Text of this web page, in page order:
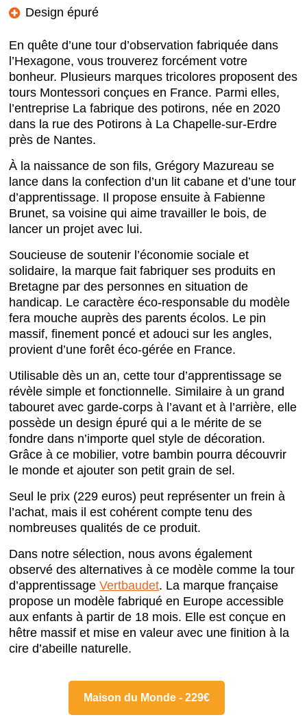
Design épuré
En quête d’une tour d’observation fabriquée dans
l’Hexagone, vous trouverez forcément votre
bonheur. Plusieurs marques tricolores proposent des
tours Montessori conçues en France. Parmi elles,
l’entreprise La fabrique des potirons, née en 2020
dans la rue des Potirons à La Chapelle-sur-Erdre
près de Nantes.
À la naissance de son fils, Grégory Mazureau se
lance dans la confection d’un lit cabane et d’une tour
d’apprentissage. Il propose ensuite à Fabienne
Brunet, sa voisine qui aime travailler le bois, de
lancer un projet avec lui.
Soucieuse de soutenir l’économie sociale et
solidaire, la marque fait fabriquer ses produits en
Bretagne par des personnes en situation de
handicap. Le caractère éco-responsable du modèle
fera mouche auprès des parents écolos. Le pin
massif, finement poncé et adouci sur les angles,
provient d’une forêt éco-gérée en France.
Utilisable dès un an, cette tour d’apprentissage se
révèle simple et fonctionnelle. Similaire à un grand
tabouret avec garde-corps à l’avant et à l’arrière, elle
possède un design épuré qui a le mérite de se
fondre dans n’importe quel style de décoration.
Grâce à ce mobilier, votre bambin pourra découvrir
le monde et ajouter son petit grain de sel.
Seul le prix (229 euros) peut représenter un frein à
l’achat, mais il est cohérent compte tenu des
nombreuses qualités de ce produit.
Dans notre sélection, nous avons également
observé des alternatives à ce modèle comme la tour
d’apprentissageVertbaudet. La marque française
propose un modèle fabriqué en Europe accessible
aux enfants à partir de 18 mois. Elle est conçue en
hêtre massif et mise en valeur avec une finition à la
cire d’abeille naturelle.
Maison du Monde - 229€